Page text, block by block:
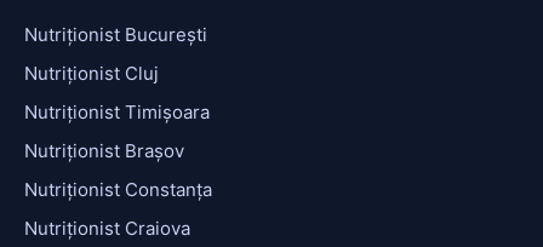
Nutriționist București
Nutriționist Cluj
Nutriționist Timișoara
Nutriționist Brașov
Nutriționist Constanța
Nutriționist Craiova